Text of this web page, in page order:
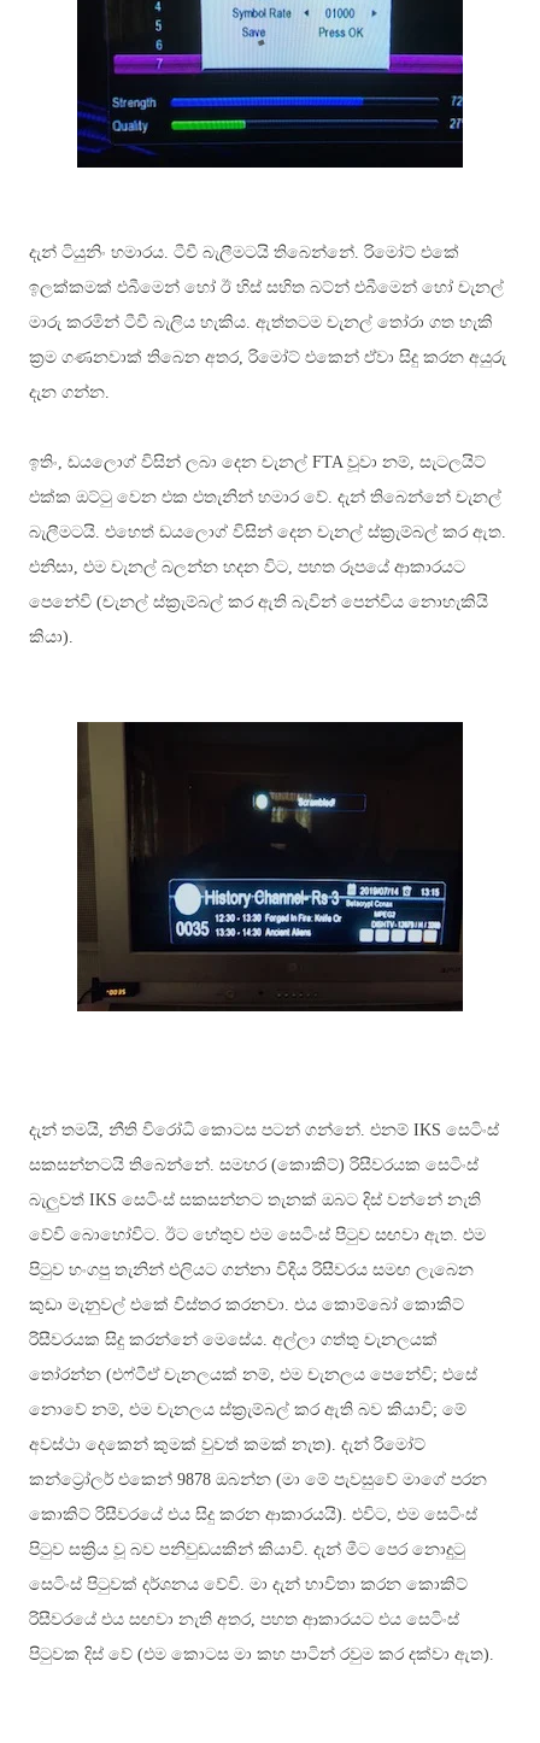
දැන් ටියුනිං හමාරය. ටීවී බැලීමටයි තිබෙන්නේ. රිමෝට් එකේ
ඉලක්කමක් එබීමෙන් හෝ ඊ හිස් සහිත බට්න් එබීමෙන් හෝ චැනල්
මාරු කරමින් ටීවී බැලිය හැකිය. ඇත්තටම චැනල් තෝරා ගත හැකි
ක්‍රම ගණනවාක් තිබෙන අතර, රිමෝට් එකෙන් ඒවා සිදු කරන අයුරු
දැන ගන්න.
ඉතිං, ඩයලොග් විසින් ලබා දෙන චැනල් FTA වූවා නම්, සැටලයිට්
එක්ක ඔට්ටු වෙන එක එතැනින් හමාර වේ. දැන් තිබෙන්නේ චැනල්
බැලීමටයි. එහෙත් ඩයලොග් විසින් දෙන චැනල් ස්ක්‍රැම්බල් කර ඇත.
එනිසා, එම චැනල් බලන්න හදන විට, පහත රූපයේ ආකාරයට
පෙනේවි (චැනල් ස්ක්‍රැම්බල් කර ඇති බැවින් පෙන්විය නොහැකියි
කියා).
දැන් තමයි, නීති විරෝධි කොටස පටන් ගන්නේ. එනම් IKS සෙටිංස්
සකසන්නටයි තිබෙන්නේ. සමහර (කොකිට්) රිසීවරයක සෙටිංස්
බැලුවත් IKS සෙටිංස් සකසන්නට තැනක් ඔබට දිස් වන්නේ නැති
වේවි බොහෝවිට. ඊට හේතුව එම සෙටිංස් පිටුව සඟවා ඇත. එම
පිටුව හංගපු තැනින් එලියට ගන්නා විදිය රිසීවරය සමඟ ලැබෙන
කුඩා මැනුවල් එකේ විස්තර කරනවා. එය කොම්බෝ කොකිට්
රිසීවරයක සිදු කරන්නේ මෙසේය. අල්ලා ගත්තු චැනලයක්
තෝරන්න (එෆ්ටීඒ චැනලයක් නම්, එම චැනලය පෙනේවි; එසේ
නොවේ නම්, එම චැනලය ස්ක්‍රැම්බල් කර ඇති බව කියාවි; මේ
අවස්ථා දෙකෙන් කුමක් වුවත් කමක් නැත). දැන් රිමෝට්
කන්ට්‍රෝලර් එකෙන් 9878 ඔබන්න (මා මේ පැවසුවේ මාගේ පරන
කොකිට් රිසීවරයේ එය සිදු කරන ආකාරයයි). එවිට, එම සෙටිංස්
පිටුව සක්‍රිය වූ බව පනිවුඩයකින් කියාවි. දැන් මීට පෙර නොදුටු
සෙටිංස් පිටුවක් දර්ශනය වේවි. මා දැන් භාවිතා කරන කොකිට්
රිසීවරයේ එය සඟවා නැති අතර, පහත ආකාරයට එය සෙටිංස්
පිටුවක දිස් වේ (එම කොටස මා කහ පාටින් රවුම කර දක්වා ඇත).